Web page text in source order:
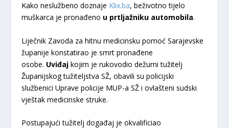
Kako neslužbeno doznaje Klix.ba, beživotno tijelo
muškarca je pronađeno u prtljažniku automobila.
Liječnik Zavoda za hitnu medicinsku pomoć Sarajevske
županije konstatirao je smrt pronađene
osobe. Uviđajkojim je rukovodio dežurni tužitelj
Županijskog tužiteljstva SŽ, obavili su policijski
službenici Uprave policije MUP-a SŽ i ovlašteni sudski
vještak medicinske struke.
Postupajući tužitelj događaj je okvalificiao